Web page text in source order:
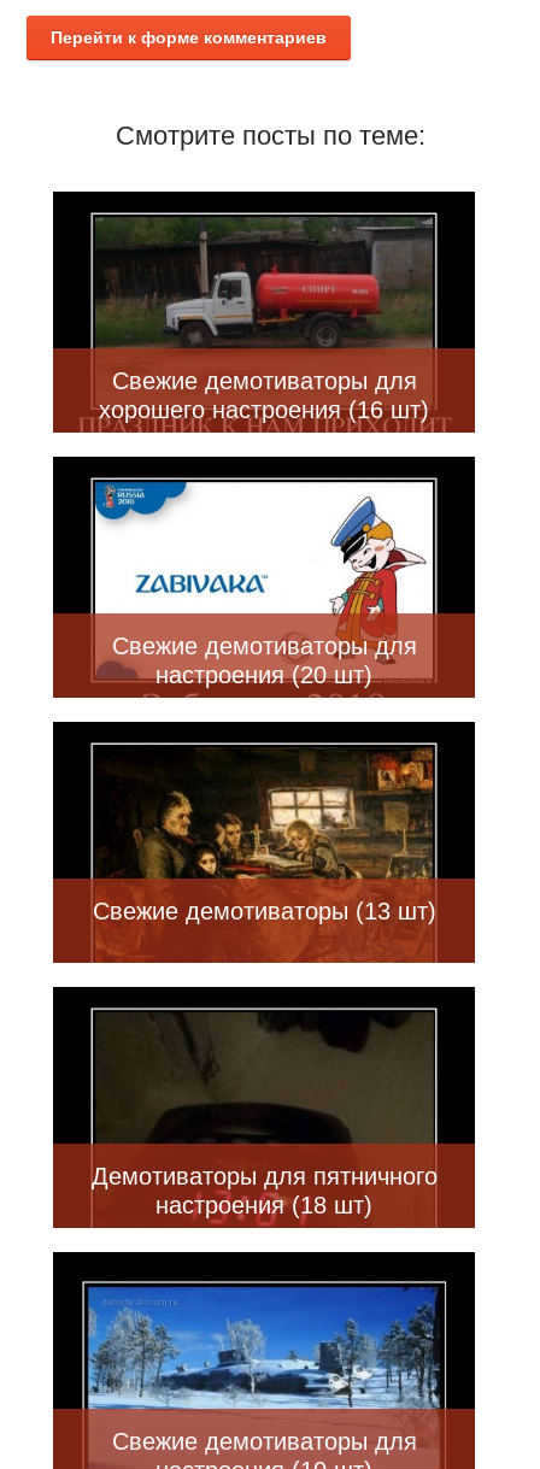
Перейти к форме комментариев
Смотрите посты по теме:
Свежие демотиваторы для
хорошего настроения (16 шт)
Свежие демотиваторы для
настроения (20 шт)
Свежие демотиваторы (13 шт)
Демотиваторы для пятничного
настроения (18 шт)
Свежие демотиваторы для